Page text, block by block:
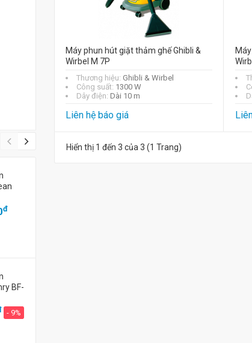
đ
BF-
- 9%
Máy phun hút giặt thảm ghế Ghibli &
Wirbel M 7P
Thương hiệu: Ghibli & Wirbel
Công suất: 1300 W
Dây điện: Dài 10 m
Liên hệ báo giá
Hiển thị 1 đến 3 của 3 (1 Trang)